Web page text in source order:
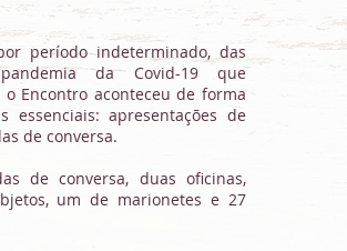
período indeterminado, das
da Covid-19 que
Encontro aconteceu de forma
essenciais: apresentações de
de conversa.
de conversa, duas oficinas,
um de marionetes e 27